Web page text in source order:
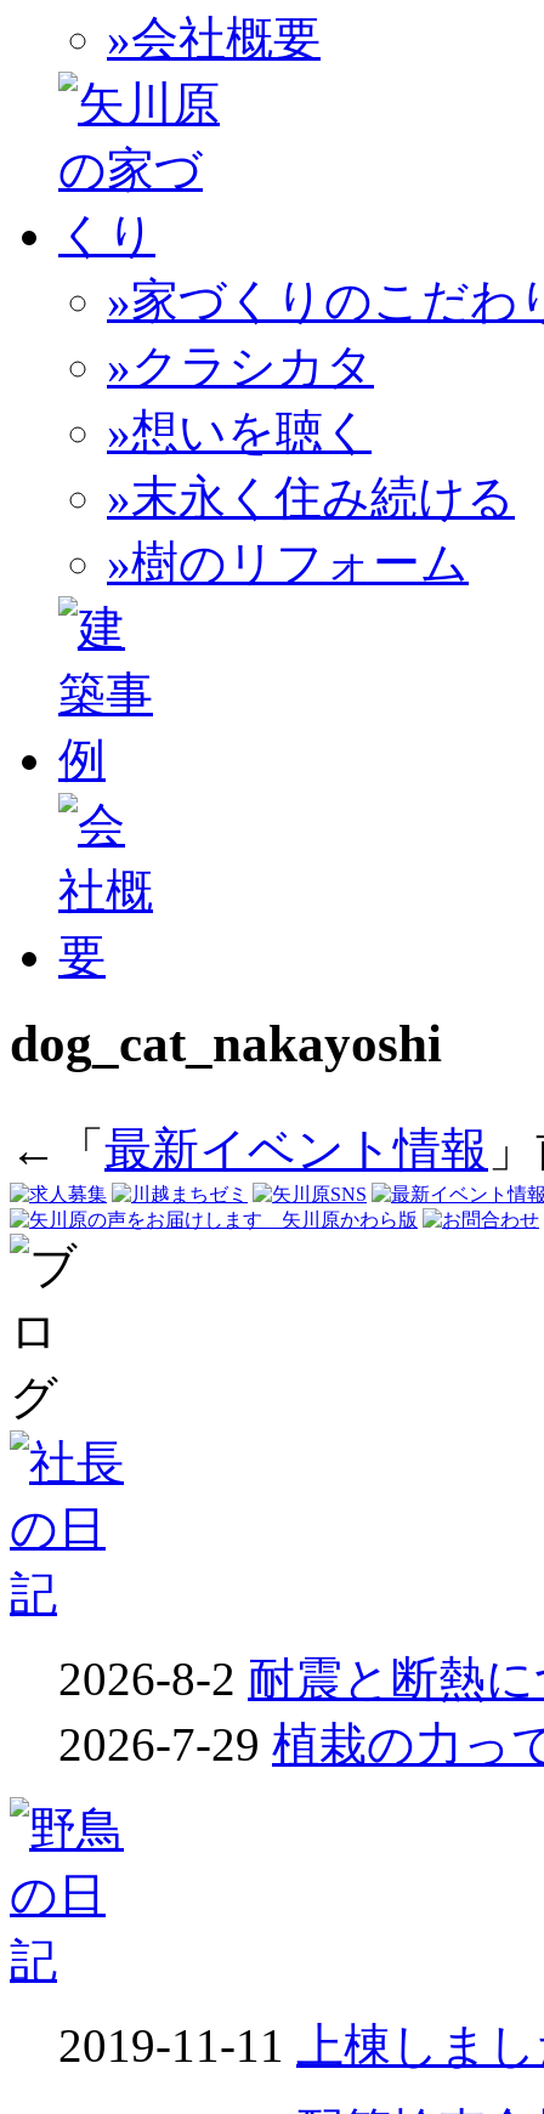
»会社概要
»家づくりのこだわ
»クラシカタ
»想いを聴く
»末永く住み続ける
»樹のリフォーム
dog_cat_nakayoshi
←「 最新イベント情報
2026-8-2 耐震と断熱
2026-7-29 植栽の力っ
2019-11-11
上棟しま